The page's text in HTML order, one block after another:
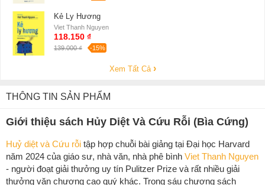
Kẻ Ly Hương
Viet Thanh Nguyen
118.150 ₫
139.000 ₫ -15%
Xem Tất Cả
THÔNG TIN SẢN PHẨM
Giới thiệu sách Hủy Diệt Và Cứu Rỗi (Bìa Cứng)
Huỷ diệt và Cứu rỗi tập hợp chuỗi bài giảng tại Đại học Harvard
năm 2024 của giáo sư, nhà văn, nhà phê bình Viet Thanh Nguyen
- người đoạt giải thưởng uy tín Pulitzer Prize và rất nhiều giải
thưởng văn chương cao quý khác. Trong sáu chương sách